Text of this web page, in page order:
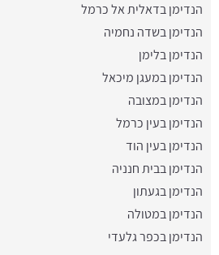
הנדימן בדאלית אל כרמל
הנדימן בשדה נחמיה
הנדימן בלימן
הנדימן במעגן מיכאל
הנדימן במצובה
הנדימן בעין כרמל
הנדימן בעין הוד
הנדימן בבית חנניה
הנדימן בגעתון
הנדימן במטולה
הנדימן בכפר גלעדי